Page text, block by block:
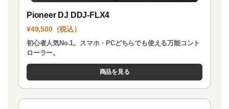
Pioneer DJ DDJ-FLX4
¥49,500（税込）
初心者人気No.1。スマホ・PCどちらでも使える万能コント
ローラー。
商品を見る